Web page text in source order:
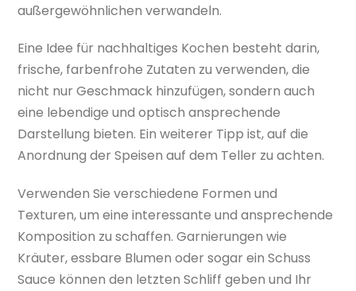
außergewöhnlichen verwandeln.
Eine Idee für nachhaltiges Kochen besteht darin,
frische, farbenfrohe Zutaten zu verwenden, die
nicht nur Geschmack hinzufügen, sondern auch
eine lebendige und optisch ansprechende
Darstellung bieten. Ein weiterer Tipp ist, auf die
Anordnung der Speisen auf dem Teller zu achten.
Verwenden Sie verschiedene Formen und
Texturen, um eine interessante und ansprechende
Komposition zu schaffen. Garnierungen wie
Kräuter, essbare Blumen oder sogar ein Schuss
Sauce können den letzten Schliff geben und Ihr